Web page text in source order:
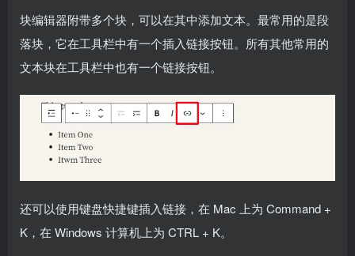
块编辑器附带多个块，可以在其中添加文本。最常用的是段
落块，它在工具栏中有一个插入链接按钮。所有其他常用的
文本块在工具栏中也有一个链接按钮。
还可以使用键盘快捷键插入链接，在 Mac 上为 Command +
K，在 Windows 计算机上为 CTRL + K。